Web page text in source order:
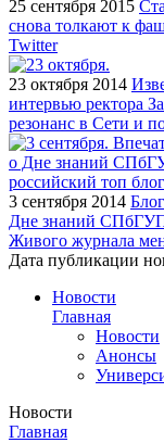
25 сентября 2015
снова толкают к
Twitter
23 октября 2014
интервью ректора
резонанс в Сети и
3 сентября 2014
Дне знаний СПбГУП
Живого журнала
Дата публикации
Новости
Главная
Новости
Анонсы
Новости
Главная